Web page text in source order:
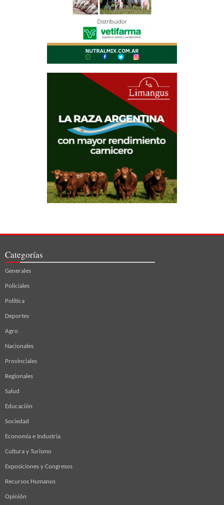
Categorías
Generales
Policiales
Política
Deportes
Agro
Nacionales
Provinciales
Regionales
Salud
Educación
Sociedad
Economía e Industria
Cultura y Turismo
Exposiciones y Congresos
Recursos Humanos
Opinión